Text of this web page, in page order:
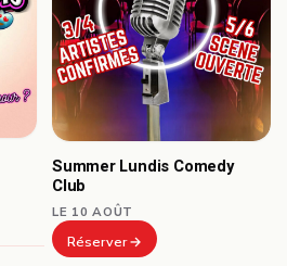
Summer Lundis Comedy
Club
LE 10 AOÛT
Réserver